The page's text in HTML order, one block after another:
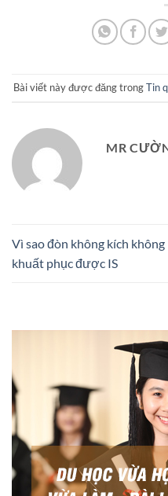
Bài viết này được đăng trongTin
MR
Vì sao đòn không kích không
khuất phục được IS